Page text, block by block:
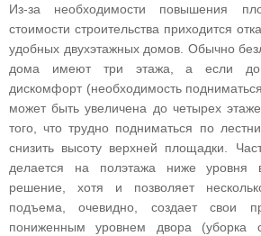
Из-за необходимости повышения
стоимости строительства приходится
удобных двухэтажных домов. Обычно
дома имеют три этажа, а если
дискомфорт (необходимость
может быть увеличена до четырех
того, что трудно подниматься по
снизить высоту верхней площадки.
делается на полэтажа ниже уровня
решение, хотя и позволяет
подъема, очевидно, создает свои
пониженным уровнем двора (уборка